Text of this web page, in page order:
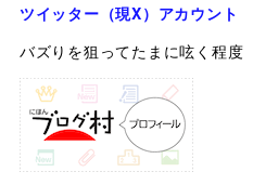
ツイッター（現X）アカウント
バズりを狙ってたまに呟く程度